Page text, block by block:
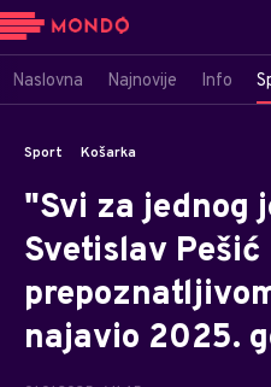
Naslovna Najnovije Info
Sport Košarka
"Svi za jednog
Svetislav Pešić
najavio 2025.